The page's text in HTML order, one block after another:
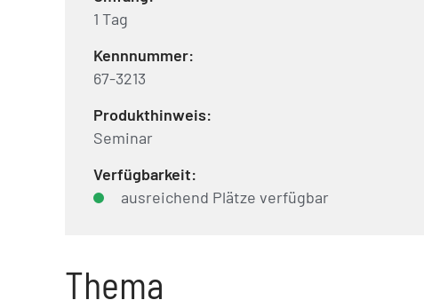
1 Tag
Kennnummer:
67-3213
Produkthinweis:
Seminar
Verfügbarkeit:
ausreichend Plätze verfügbar
Thema